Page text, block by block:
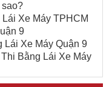
sao?
Xe Máy TPHCM
9
Lái Xe Máy Quận 9
Thi Bằng Lái Xe Máy